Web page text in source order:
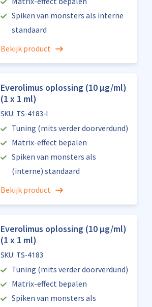
Spiken van monsters als interne
standaard
Bekijk product
Everolimus oplossing (10 µg/ml)
(1 x 1 ml)
SKU: TS-4183-I
Tuning (mits verder doorverdund)
Matrix-effect bepalen
Spiken van monsters als
(interne) standaard
Bekijk product
Everolimus oplossing (10 µg/ml)
(1 x 1 ml)
SKU: TS-4183
Tuning (mits verder doorverdund)
Matrix-effect bepalen
Spiken van monsters als